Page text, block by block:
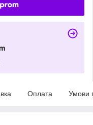
Оплата Умови